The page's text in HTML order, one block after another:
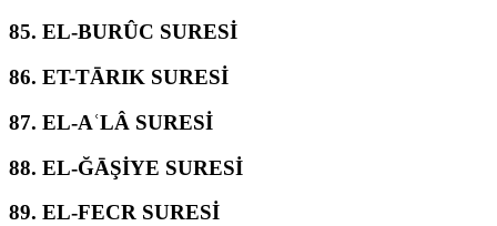
85. EL-BURÛC SURESİ
86. ET-TĀRIK SURESİ
87. EL-AʿLÂ SURESİ
88. EL-ĞĀŞİYE SURESİ
89. EL-FECR SURESİ